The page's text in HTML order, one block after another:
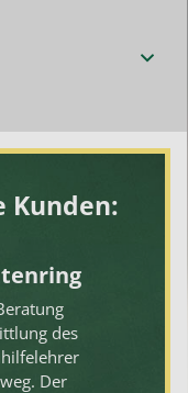
Kunden:
des
Der